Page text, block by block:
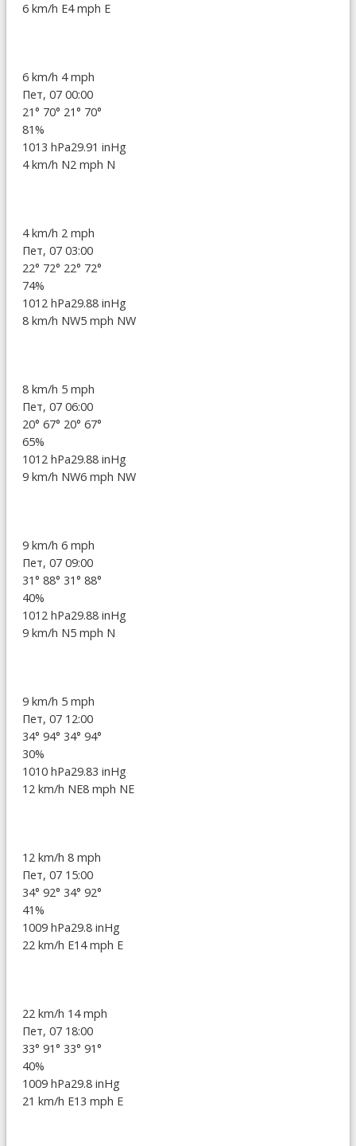
6 km/h E4 mph E
6 km/h 4 mph
Пет, 07 00:00
21° 70° 21° 70°
81%
1013 hPa29.91 inHg
4 km/h N2 mph N
4 km/h 2 mph
Пет, 07 03:00
22° 72° 22° 72°
74%
1012 hPa29.88 inHg
8 km/h NW5 mph NW
8 km/h 5 mph
Пет, 07 06:00
20° 67° 20° 67°
65%
1012 hPa29.88 inHg
9 km/h NW6 mph NW
9 km/h 6 mph
Пет, 07 09:00
31° 88° 31° 88°
40%
1012 hPa29.88 inHg
9 km/h N5 mph N
9 km/h 5 mph
Пет, 07 12:00
34° 94° 34° 94°
30%
1010 hPa29.83 inHg
12 km/h NE8 mph NE
12 km/h 8 mph
Пет, 07 15:00
34° 92° 34° 92°
41%
1009 hPa29.8 inHg
22 km/h E14 mph E
22 km/h 14 mph
Пет, 07 18:00
33° 91° 33° 91°
40%
1009 hPa29.8 inHg
21 km/h E13 mph E